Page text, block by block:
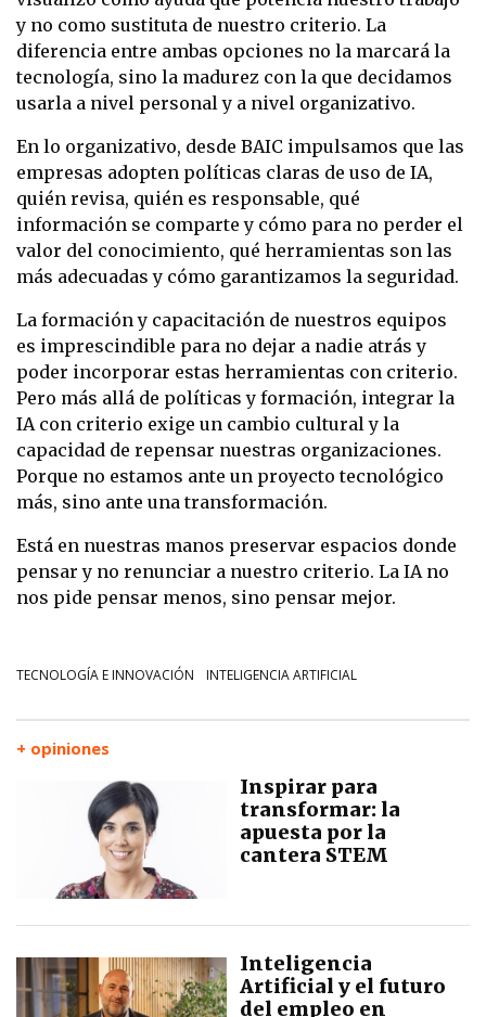
y no como sustituta de nuestro criterio. La
diferencia entre ambas opciones no la marcará la
tecnología, sino la madurez con la que decidamos
usarla a nivel personal y a nivel organizativo.
En lo organizativo, desde BAIC impulsamos que las
empresas adopten políticas claras de uso de IA,
quién revisa, quién es responsable, qué
información se comparte y cómo para no perder el
valor del conocimiento, qué herramientas son las
más adecuadas y cómo garantizamos la seguridad.
La formación y capacitación de nuestros equipos
es imprescindible para no dejar a nadie atrás y
poder incorporar estas herramientas con criterio.
Pero más allá de políticas y formación, integrar la
IA con criterio exige un cambio cultural y la
capacidad de repensar nuestras organizaciones.
Porque no estamos ante un proyecto tecnológico
más, sino ante una transformación.
Está en nuestras manos preservar espacios donde
pensar y no renunciar a nuestro criterio. La IA no
nos pide pensar menos, sino pensar mejor.
TECNOLOGÍA E INNOVACIÓN INTELIGENCIA ARTIFICIAL
+ opiniones
Inspirar para
transformar: la
apuesta por la
cantera STEM
Inteligencia
Artificial y el futuro
del empleo en